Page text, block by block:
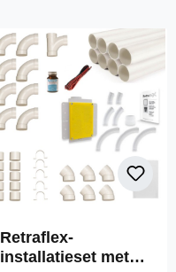
Retraflex-
installatieset met